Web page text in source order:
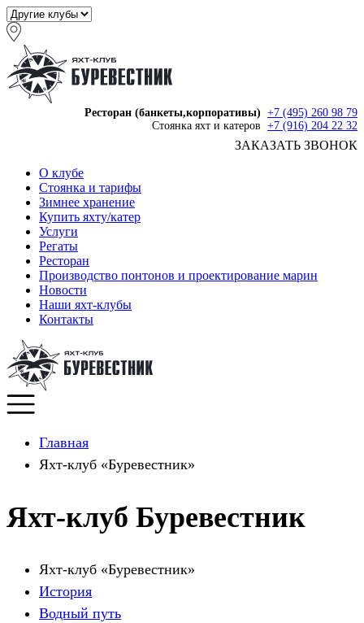
Ресторан (банкеты,корпоративы) +7 (495) 260 98 79
Стоянка яхт и катеров +7 (916) 204 22 32
ЗАКАЗАТЬ ЗВОНОК
О клубе
Стоянка и тарифы
Зимнее хранение
Купить яхту/катер
Услуги
Регаты
Ресторан
Производство понтонов и проектирование марин
Новости
Наши яхт-клубы
Контакты
Главная
Яхт-клуб «Буревестник»
Яхт-клуб Буревестник
Яхт-клуб «Буревестник»
История
Водный путь